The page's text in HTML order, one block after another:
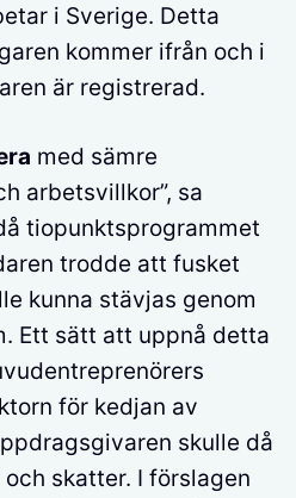
i Sverige. Detta
kommer ifrån och i
är registrerad.
med sämre
arbetsvillkor”, sa
tiopunktsprogrammet
trodde att fusket
kunna stävjas genom
Ett sätt att uppnå detta
för kedjan av
skulle då
skatter. I förslagen